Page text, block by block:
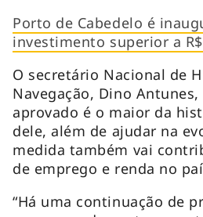
Porto de Cabedelo é
investimento superior a
O secretário Nacional de
Navegação, Dino
aprovado é o maior da
dele, além de ajudar na
medida também vai
de emprego e renda no
“Há uma continuação de